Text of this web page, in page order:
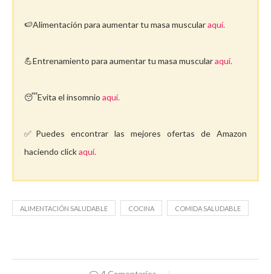
🍉Alimentación para aumentar tu masa muscularaquí.
💪Entrenamiento para aumentar tu masa muscularaquí.
😴Evita el insomnio aquí.
✅Puedes encontrar las mejores ofertas de Amazon
haciendo clickaquí.
ALIMENTACIÓN SALUDABLE COCINA COMIDA SALUDABLE